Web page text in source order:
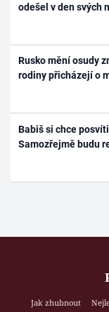
odešel v den svých
Rusko mění osudy
rodiny přicházejí o
Babiš si chce
Samozřejmě budu
Jak zhubnout